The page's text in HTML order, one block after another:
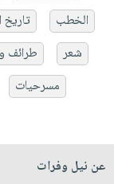
الخطب
تاريخ
شعر
طرائف
مسرحيات
عن نيل وفرات